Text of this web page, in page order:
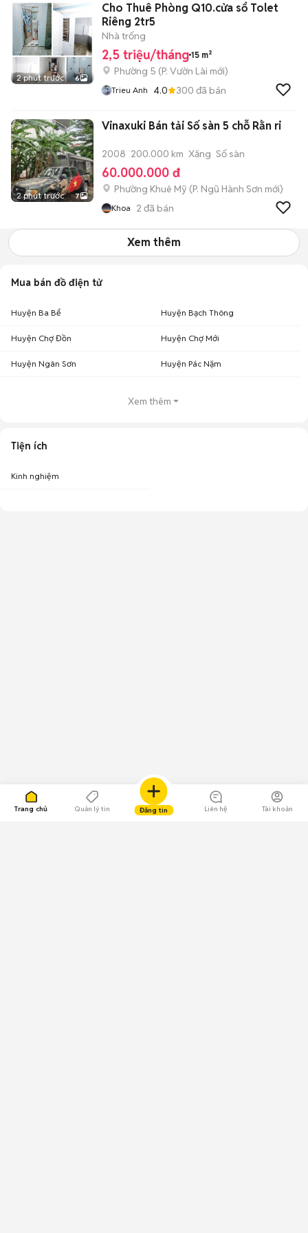
Trang chủ Quản lý tin Đăng tin Liên hệ Tài khoản
2 phút trước 6
Cho Thuê Phòng Q10.cửa sổ Tolet
Riêng 2tr5
Nhà trống
2,5 triệu/tháng 15 m²
Phường 5 (P. Vườn Lài mới)
Trieu Anh 4.0 300 đã bán
2 phút trước 7
Vinaxuki Bán tải Số sàn 5 chỗ Rằn ri
2008 200.000 km Xăng Số sàn
60.000.000 đ
Phường Khuê Mỹ (P. Ngũ Hành Sơn mới)
Khoa 2 đã bán
Xem thêm
Mua bán đồ điện tử
Huyện Ba Bể Huyện Bạch Thông
Huyện Chợ Đồn Huyện Chợ Mới
Huyện Ngân Sơn Huyện Pác Nặm
Xem thêm
Tiện ích
Kinh nghiệm